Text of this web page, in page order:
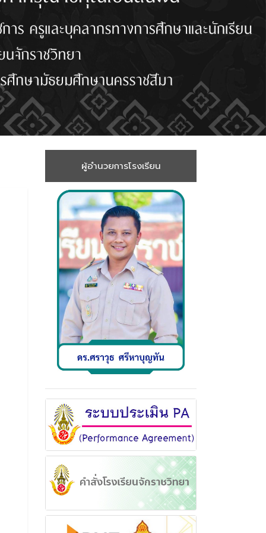
ผู้อำนวยการโรงเรียน